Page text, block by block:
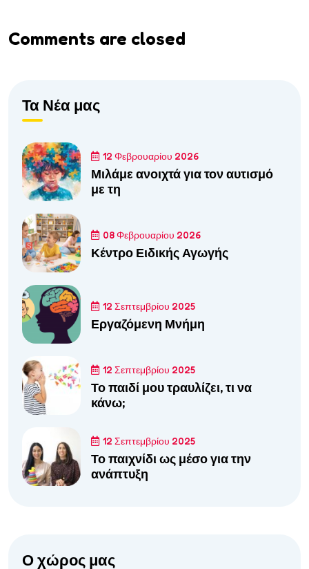
Comments are closed
Τα Νέα μας
12 Φεβρουαρίου 2026
Μιλάμε ανοιχτά για τον αυτισμό
με τη
08 Φεβρουαρίου 2026
Κέντρο Ειδικής Αγωγής
12 Σεπτεμβρίου 2025
Εργαζόμενη Μνήμη
12 Σεπτεμβρίου 2025
Το παιδί μου τραυλίζει, τι να
κάνω;
12 Σεπτεμβρίου 2025
Το παιχνίδι ως μέσο για την
ανάπτυξη
Ο χώρος μας